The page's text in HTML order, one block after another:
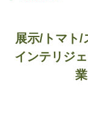
展示/トマト/
インテリジ